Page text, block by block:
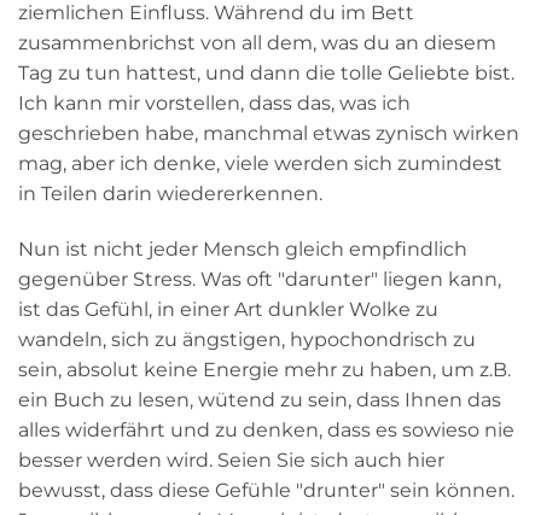
ziemlichen Einfluss. Während du im Bett
zusammenbrichst von all dem, was du an diesem
Tag zu tun hattest, und dann die tolle Geliebte bist.
Ich kann mir vorstellen, dass das, was ich
geschrieben habe, manchmal etwas zynisch wirken
mag, aber ich denke, viele werden sich zumindest
in Teilen darin wiedererkennen.
Nun ist nicht jeder Mensch gleich empfindlich
gegenüber Stress. Was oft "darunter" liegen kann,
ist das Gefühl, in einer Art dunkler Wolke zu
wandeln, sich zu ängstigen, hypochondrisch zu
sein, absolut keine Energie mehr zu haben, um z.B.
ein Buch zu lesen, wütend zu sein, dass Ihnen das
alles widerfährt und zu denken, dass es sowieso nie
besser werden wird. Seien Sie sich auch hier
bewusst, dass diese Gefühle "drunter" sein können.